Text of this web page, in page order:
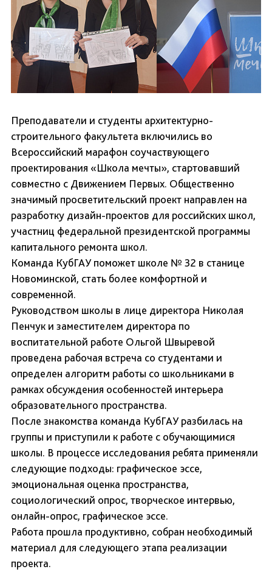
Преподаватели и студенты архитектурно-
строительного факультета включились во
Всероссийский марафон соучаствующего
проектирования «Школа мечты», стартовавший
совместно с Движением Первых. Общественно
значимый просветительский проект направлен на
разработку дизайн-проектов для российских школ,
участниц федеральной президентской программы
капитального ремонта школ.
Команда КубГАУ поможет школе № 32 в станице
Новоминской, стать более комфортной и
современной.
Руководством школы в лице директора Николая
Пенчук и заместителем директора по
воспитательной работе Ольгой Швыревой
проведена рабочая встреча со студентами и
определен алгоритм работы со школьниками в
рамках обсуждения особенностей интерьера
образовательного пространства.
После знакомства команда КубГАУ разбилась на
группы и приступили к работе с обучающимися
школы. В процессе исследования ребята применяли
следующие подходы: графическое эссе,
эмоциональная оценка пространства,
социологический опрос, творческое интервью,
онлайн-опрос, графическое эссе.
Работа прошла продуктивно, собран необходимый
материал для следующего этапа реализации
проекта.